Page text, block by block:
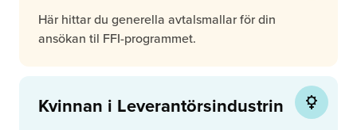
Här hittar du generella avtalsmallar för din
ansökan til FFI-programmet.
Kvinnan i Leverantörsindustrin